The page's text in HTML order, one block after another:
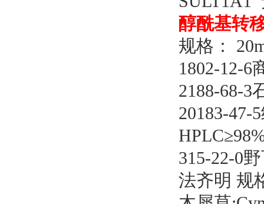
醇酰基转
规格：
1802-12-6
2188-68-3
20183-47-
315-22-0
法齐明 规